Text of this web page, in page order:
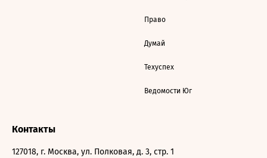
Право
Думай
Техуспех
Ведомости Юг
Контакты
127018, г. Москва, ул. Полковая, д. 3, стр. 1